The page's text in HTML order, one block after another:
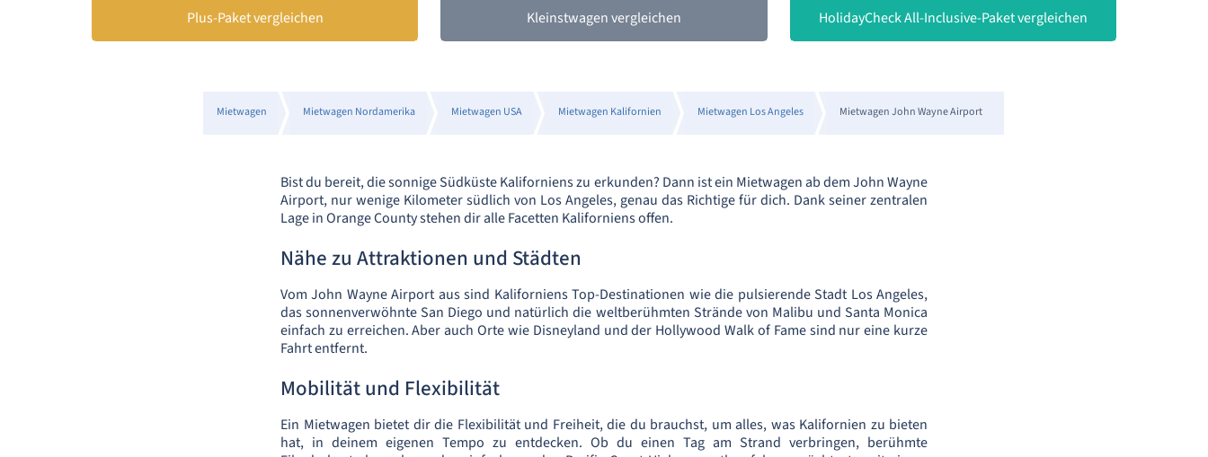
Plus-Paket vergleichen Kleinstwagen vergleichen HolidayCheck All-Inclusive-Paket vergleichen
Mietwagen Mietwagen Nordamerika Mietwagen USA Mietwagen Kalifornien Mietwagen Los Angeles Mietwagen John Wayne Airport
Bist du bereit, die sonnige Südküste Kaliforniens zu erkunden? Dann ist ein Mietwagen ab dem John Wayne
Airport, nur wenige Kilometer südlich von Los Angeles, genau das Richtige für dich. Dank seiner zentralen
Lage in Orange County stehen dir alle Facetten Kaliforniens offen.
Nähe zu Attraktionen und Städten
Vom John Wayne Airport aus sind Kaliforniens Top-Destinationen wie die pulsierende Stadt Los Angeles,
das sonnenverwöhnte San Diego und natürlich die weltberühmten Strände von Malibu und Santa Monica
einfach zu erreichen. Aber auch Orte wie Disneyland und der Hollywood Walk of Fame sind nur eine kurze
Fahrt entfernt.
Mobilität und Flexibilität
Ein Mietwagen bietet dir die Flexibilität und Freiheit, die du brauchst, um alles, was Kalifornien zu bieten
hat, in deinem eigenen Tempo zu entdecken. Ob du einen Tag am Strand verbringen, berühmte